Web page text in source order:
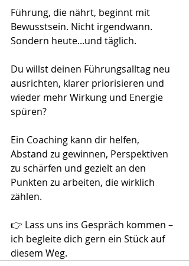
Führung, die nährt, beginnt mit
Bewusstsein. Nicht irgendwann.
Sondern heute...und täglich.
Du willst deinen Führungsalltag neu
ausrichten, klarer priorisieren und
wieder mehr Wirkung und Energie
spüren?
Ein Coaching kann dir helfen,
Abstand zu gewinnen, Perspektiven
zu schärfen und gezielt an den
Punkten zu arbeiten, die wirklich
zählen.
👉 Lass uns ins Gespräch kommen –
ich begleite dich gern ein Stück auf
diesem Weg.